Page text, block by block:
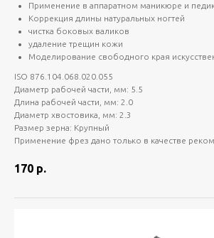
Применение в аппаратном маникюре и
Коррекция длины натуральных ногтей
чистка боковых валиков
удаление трещин кожи
Моделирование свободного края
ISO 876.104.068.020.055
Диаметр рабочей части, мм: 5.5
Длина рабочей части, мм: 2.0
Диаметр хвостовика, мм: 2.3
Размер зерна: Крупный
Применение фрез дано только в качестве
170 р.